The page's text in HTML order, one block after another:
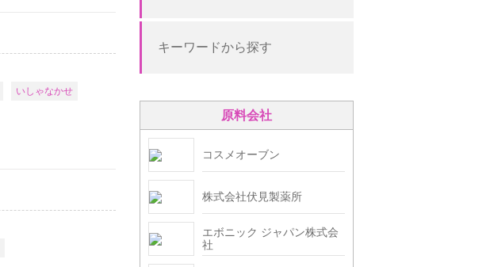
いしゃなかせ
キーワードから探す
原料会社
コスメオーブン
株式会社伏見製薬所
エボニック ジャパン株式会
社